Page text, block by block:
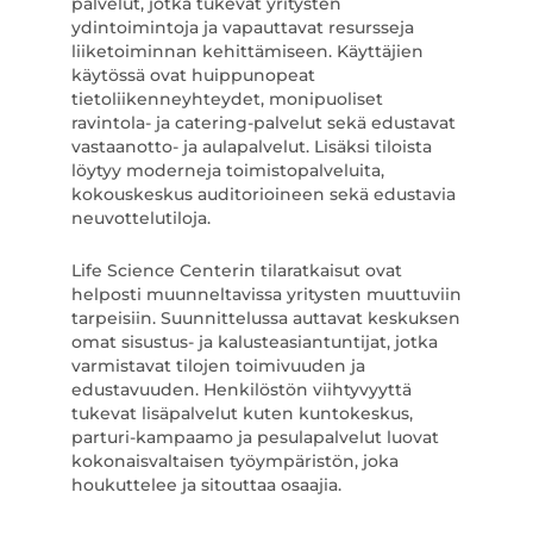
ydintoimintoja ja vapauttavat resursseja
liiketoiminnan kehittämiseen. Käyttäjien
käytössä ovat huippunopeat
tietoliikenneyhteydet, monipuoliset
ravintola- ja catering-palvelut sekä edustavat
vastaanotto- ja aulapalvelut. Lisäksi tiloista
löytyy moderneja toimistopalveluita,
kokouskeskus auditorioineen sekä edustavia
neuvottelutiloja.
Life Science Centerin tilaratkaisut ovat
helposti muunneltavissa yritysten muuttuviin
tarpeisiin. Suunnittelussa auttavat keskuksen
omat sisustus- ja kalusteasiantuntijat, jotka
varmistavat tilojen toimivuuden ja
edustavuuden. Henkilöstön viihtyvyyttä
tukevat lisäpalvelut kuten kuntokeskus,
parturi-kampaamo ja pesulapalvelut luovat
kokonaisvaltaisen työympäristön, joka
houkuttelee ja sitouttaa osaajia.